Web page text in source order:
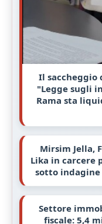
Il saccheggio
"Legge sugli
Rama sta
Mirsim Jella,
Lika in carcere
sotto indagine
Settore
fiscale: 5,4